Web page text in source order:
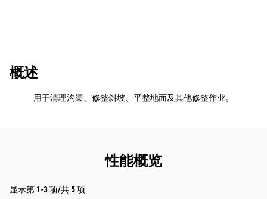
概述
用于清理沟渠、修整斜坡、平整地面及其他修整作业。
性能概览
显示第 1-3 项/共 5 项